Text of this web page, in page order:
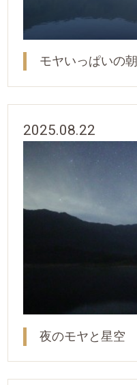
モヤいっぱいの朝
2025.08.22
夜のモヤと星空